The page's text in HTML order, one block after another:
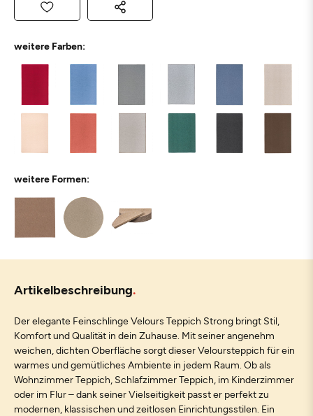
weitere Farben:
weitere Formen:
Artikelbeschreibung
Der elegante Feinschlinge Velours Teppich Strong bringt Stil,
Komfort und Qualität in dein Zuhause. Mit seiner angenehm
weichen, dichten Oberfläche sorgt dieser Veloursteppich für ein
warmes und gemütliches Ambiente in jedem Raum. Ob als
Wohnzimmer Teppich, Schlafzimmer Teppich, im Kinderzimmer
oder im Flur – dank seiner Vielseitigkeit passt er perfekt zu
modernen, klassischen und zeitlosen Einrichtungsstilen. Ein